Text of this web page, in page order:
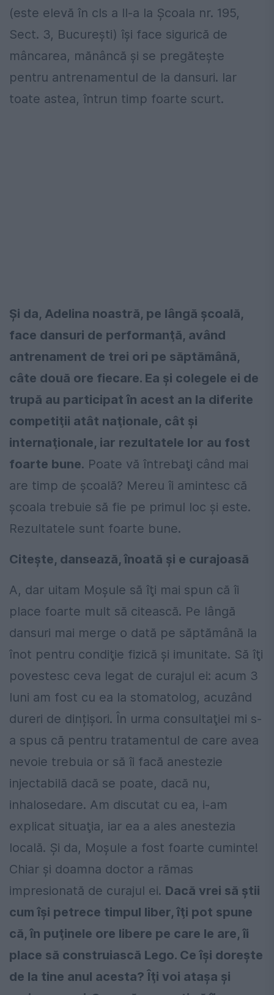
(este elevă în cls a II-a la Şcoala nr. 195,
Sect. 3, Bucureşti) îşi face sigurică de
mâncarea, mănâncă şi se pregăteşte
pentru antrenamentul de la dansuri. Iar
toate astea, întrun timp foarte scurt.
Şi da, Adelina noastră, pe lângă şcoală,
face dansuri de performanţă, având
antrenament de trei ori pe săptămână,
câte două ore fiecare. Ea şi colegele ei de
trupă au participat în acest an la diferite
competiţii atât naţionale, cât şi
internaţionale, iar rezultatele lor au fost
foarte bune. Poate vă întrebaţi când mai
are timp de şcoală? Mereu îi amintesc că
şcoala trebuie să fie pe primul loc şi este.
Rezultatele sunt foarte bune.
Citește, dansează, înoată și e curajoasă
A, dar uitam Moşule să îţi mai spun că îi
place foarte mult să citească. Pe lângă
dansuri mai merge o dată pe săptămână la
înot pentru condiţie fizică şi imunitate. Să îţi
povestesc ceva legat de curajul ei: acum 3
luni am fost cu ea la stomatolog, acuzând
dureri de dințișori. În urma consultaţiei mi s-
a spus că pentru tratamentul de care avea
nevoie trebuia or să îi facă anestezie
injectabilă dacă se poate, dacă nu,
inhalosedare. Am discutat cu ea, i-am
explicat situaţia, iar ea a ales anestezia
locală. Şi da, Moşule a fost foarte cuminte!
Chiar şi doamna doctor a rămas
impresionată de curajul ei. Dacă vrei să știi
cum îşi petrece timpul liber, îţi pot spune
că, în puţinele ore libere pe care le are, îi
place să construiască Lego. Ce îşi doreşte
de la tine anul acesta? Îţi voi ataşa şi